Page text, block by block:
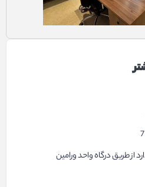
از طریق درگاه واحد ورامین